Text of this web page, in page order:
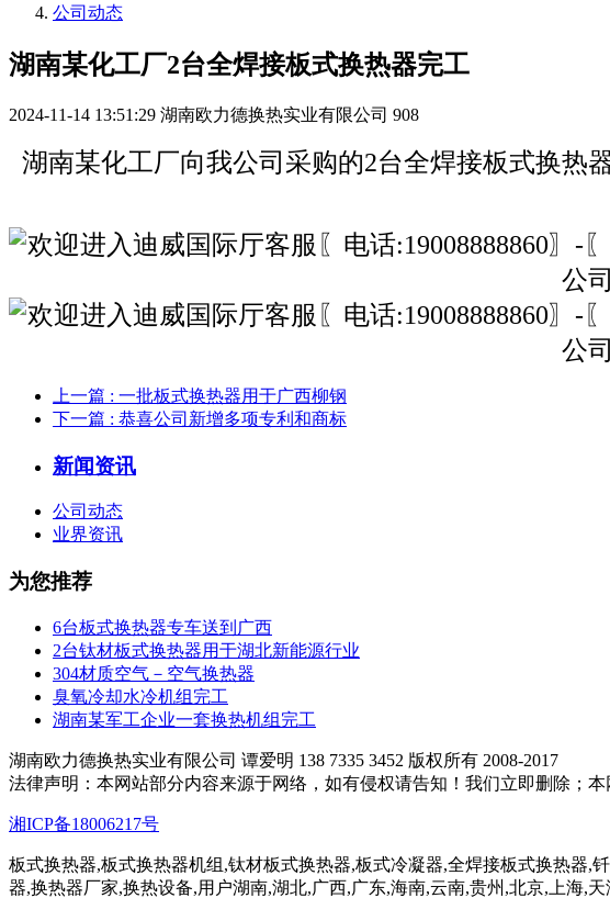
公司动态
湖南某化工厂2台全焊接板式换热器完工
2024-11-14 13:51:29 湖南欧力德换热实业有限公司 908
湖南某化工厂向我公司采购的2台全焊接板式换热
上一篇 : 一批板式换热器用于广西柳钢
下一篇 : 恭喜公司新增多项专利和商标
新闻资讯
公司动态
业界资讯
为您推荐
6台板式换热器专车送到广西
2台钛材板式换热器用于湖北新能源行业
304材质空气－空气换热器
臭氧冷却水冷机组完工
湖南某军工企业一套换热机组完工
湖南欧力德换热实业有限公司 谭爱明 138 7335 3452 版权所有 2008-2017
法律声明：本网站部分内容来源于网络，如有侵权请告知！我们立即删除；
湘ICP备18006217号
板式换热器,板式换热器机组,钛材板式换热器,板式冷凝器,全焊接板式换热器,
器,换热器厂家,换热设备,用户湖南,湖北,广西,广东,海南,云南,贵州,北京,上海,